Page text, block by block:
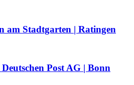
am Stadtgarten | Ratingen
Post AG | Bonn